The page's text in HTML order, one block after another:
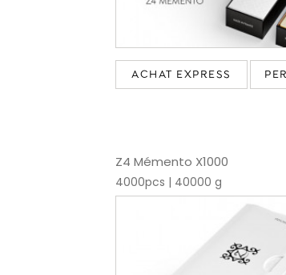
ACHAT EXPRESS
Z4 Mémento X1000
4000pcs | 40000 g